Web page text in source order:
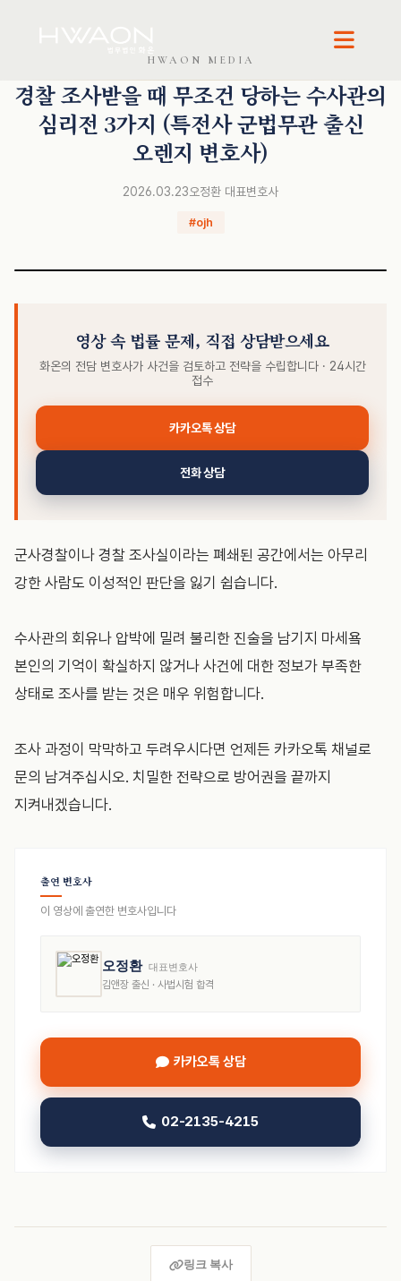
HWAON MEDIA
경찰 조사받을 때 무조건 당하는 수사관의
심리전 3가지 (특전사 군법무관 출신
오렌지 변호사)
2026.03.23오정환 대표변호사
#ojh
영상 속 법률 문제, 직접 상담받으세요
화온의 전담 변호사가 사건을 검토하고 전략을 수립합니다 · 24시간
접수
카카오톡 상담
전화 상담
군사경찰이나 경찰 조사실이라는 폐쇄된 공간에서는 아무리
강한 사람도 이성적인 판단을 잃기 쉽습니다.
수사관의 회유나 압박에 밀려 불리한 진술을 남기지 마세욬
본인의 기억이 확실하지 않거나 사건에 대한 정보가 부족한
상태로 조사를 받는 것은 매우 위험합니다.
조사 과정이 막막하고 두려우시다면 언제든 카카오톡 채널로
문의 남겨주십시오. 치밀한 전략으로 방어권을 끝까지
지켜내겠습니다.
출연 변호사
이 영상에 출연한 변호사입니다
오정환 대표변호사
김앤장 출신 · 사법시험 합격
카카오톡 상담
02-2135-4215
링크 복사